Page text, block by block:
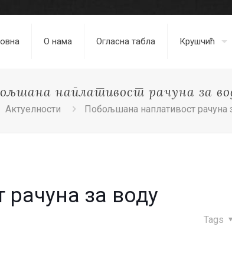
О нама Огласна табла Крушчић
наплативост рачуна за
Актуелности Побољшана наплативост рачуна
за воду
Tags